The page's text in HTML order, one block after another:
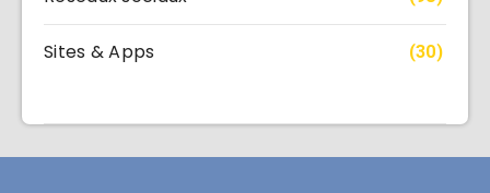
Sites & Apps (30)